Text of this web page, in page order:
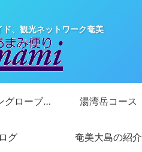
、観光ネットワーク奄美
金作原+マングローブカヌーコース 湯湾岳コース
グ 奄美大島の紹介